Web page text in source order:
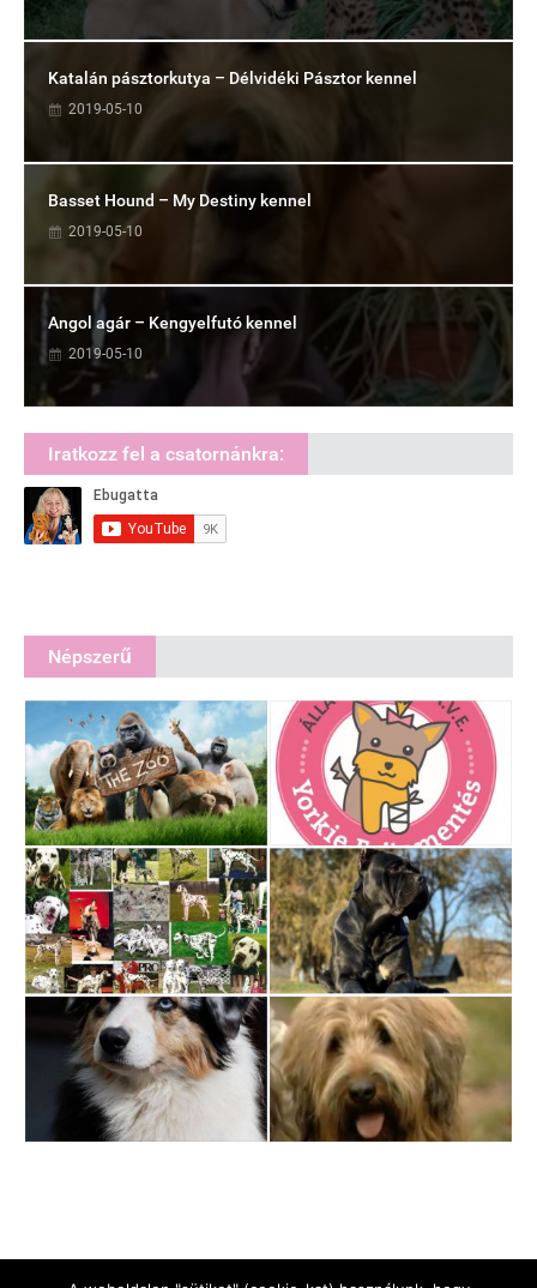
Katalán pásztorkutya – Délvidéki Pásztor kennel
2019-05-10
Basset Hound – My Destiny kennel
2019-05-10
Angol agár – Kengyelfutó kennel
2019-05-10
Iratkozz fel a csatornánkra:
Népszerű